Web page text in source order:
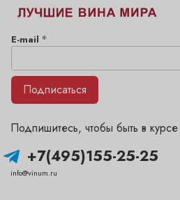
+7(495)155-25-25
info@vinum.ru
Подпишитесь, чтобы быть в
E-mail *
Подписаться